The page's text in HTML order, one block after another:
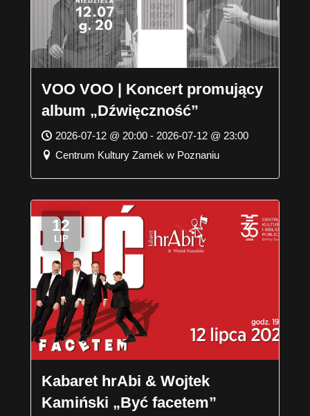
VOO VOO | Koncert promujący
album „Dźwięczność”
2026-07-12 @ 20:00 - 2026-07-12 @ 23:00
Centrum Kultury Zamek w Poznaniu
12
LIP
Kabaret hrAbi & Wojtek
Kamiński „Być facetem”